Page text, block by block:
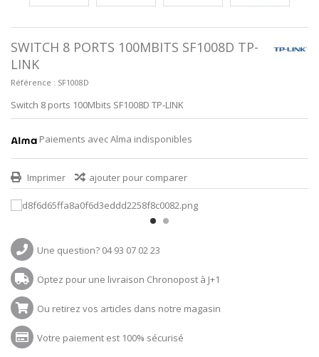
SWITCH 8 PORTS 100MBITS SF1008D TP-
LINK
Référence : SF1008D
Switch 8 ports 100Mbits SF1008D TP-LINK
Paiements avec Alma indisponibles
Imprimer ajouter pour comparer
Une question? 04 93 07 02 23
Optez pour une livraison Chronopost à J+1
Ou retirez vos articles dans notre magasin
Votre paiement est 100% sécurisé